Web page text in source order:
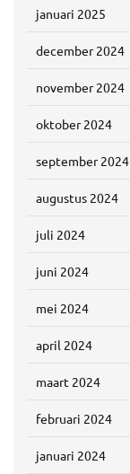
januari 2025
december 2024
november 2024
oktober 2024
september 2024
augustus 2024
juli 2024
juni 2024
mei 2024
april 2024
maart 2024
februari 2024
januari 2024